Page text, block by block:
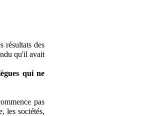
résultats des
qu'il avait
qui ne
pas
les sociétés,